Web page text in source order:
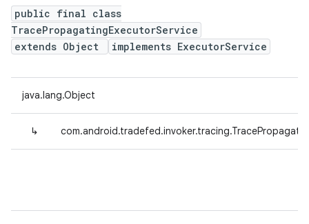
public final class
TracePropagatingExecutorService
extends Object
implements ExecutorService
java.lang.Object
↳